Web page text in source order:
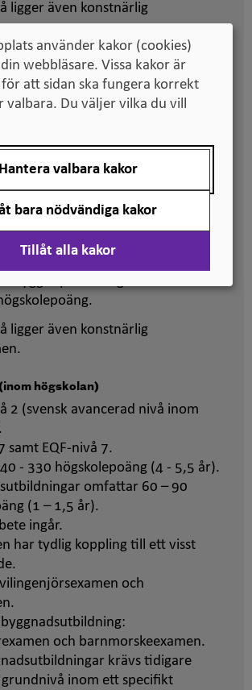
ligger även konstnärlig
2 (svensk avancerad nivå inom
samt EQF-nivå 7.
högskolepoäng (1 år).
inriktning som varje högskola själv
till forskarutbildning
ligger även konstnärlig
högskolan)
2 (svensk avancerad nivå inom
samt EQF-nivå 7.
- 330 högskolepoäng (4 - 5,5 år).
omfattar 60 – 90
(1 – 1,5 år).
ingår.
har tydlig koppling till ett visst
och
och barnmorskeexamen.
krävs tidigare
grundnivå inom ett specifikt
använder kakor (cookies)
webbläsare. Vissa kakor är
att sidan ska fungera korrekt
valbara. Du väljer vilka du vill
Hantera valbara kakor
bara nödvändiga kakor
Tillåt alla kakor